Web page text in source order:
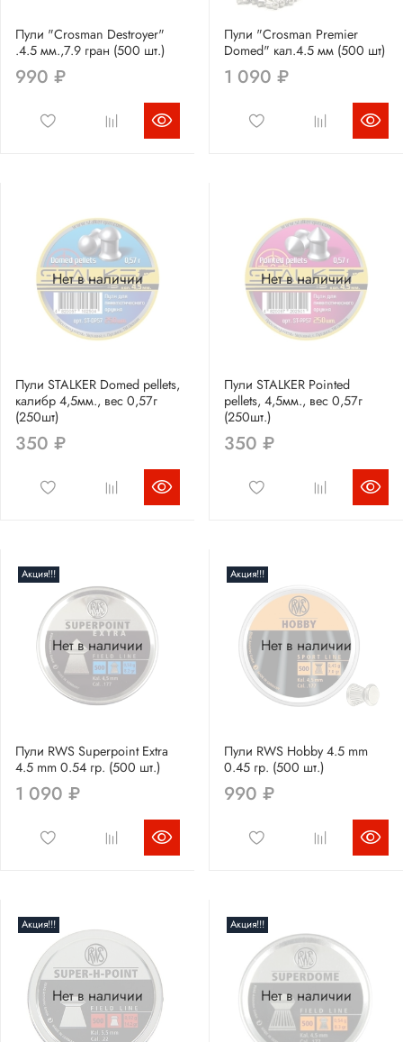
Пули "Crosman Destroyer"
.4.5 мм.,7.9 гран (500 шт.)
990 ₽
Пули "Crosman Premier
Domed" кал.4.5 мм (500 шт)
1 090 ₽
Нет в наличии
Пули STALKER Domed pellets,
калибр 4,5мм., вес 0,57г
(250шт)
350 ₽
Нет в наличии
Пули STALKER Pointed
pellets, 4,5мм., вес 0,57г
(250шт.)
350 ₽
Нет в наличии
Акция!!!
Пули RWS Superpoint Extra
4.5 mm 0.54 гр. (500 шт.)
1 090 ₽
Нет в наличии
Акция!!!
Пули RWS Hobby 4.5 mm
0.45 гр. (500 шт.)
990 ₽
Нет в наличии
Акция!!!
Нет в наличии
Акция!!!